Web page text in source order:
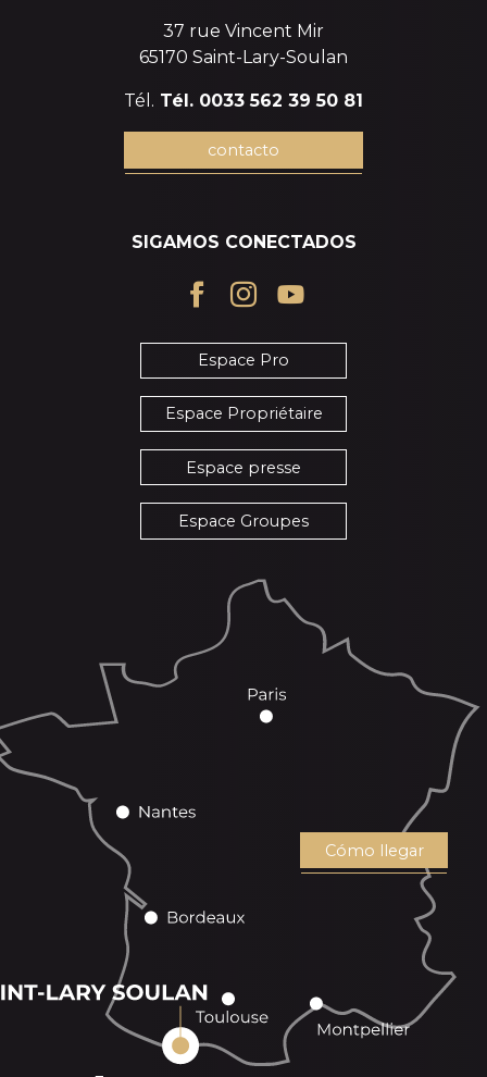
37 rue Vincent Mir
65170 Saint-Lary-Soulan
Tél. Tél. 0033 562 39 50 81
contacto
SIGAMOS CONECTADOS
Espace Pro
Espace Propriétaire
Espace presse
Espace Groupes
Cómo llegar